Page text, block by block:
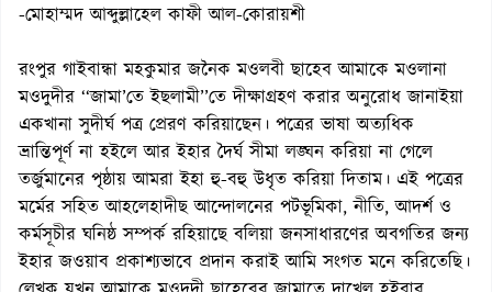
-মোহাম্মদ আব্দুল্লাহেল কাফী আল-কোরায়শী
রংপুর গাইবান্ধা মহকুমার জনৈক মওলবী ছাহেব আমাকে মওলানা
মওদুদীর ‘‘জামা’তে ইছলামী’’তে দীক্ষাগ্রহণ করার অনুরোধ জানাইয়া
একখানা সুদীর্ঘ পত্র প্রেরণ করিয়াছেন। পত্রের ভাষা অত্যধিক
ভ্রান্তিপূর্ণ না হইলে আর ইহার দৈর্ঘ সীমা লঙ্ঘন করিয়া না গেলে
তর্জুমানের পৃষ্ঠায় আমরা ইহা হু-বহু উধৃত করিয়া দিতাম। এই পত্রের
মর্মের সহিত আহলেহাদীছ আন্দোলনের পটভূমিকা, নীতি, আদর্শ ও
কর্মসূচীর ঘনিষ্ঠ সম্পর্ক রহিয়াছে বলিয়া জনসাধারণের অবগতির জন্য
ইহার জওয়াব প্রকাশ্যভাবে প্রদান করাই আমি সংগত মনে করিতেছি।